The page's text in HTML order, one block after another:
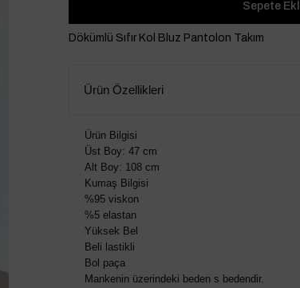
Dökümlü Sıfır Kol Bluz Pantolon Takım
Ürün Özellikleri
Ürün Bilgisi
Üst Boy: 47 cm
Alt Boy: 108 cm
Kumaş Bilgisi
%95 viskon
%5 elastan
Yüksek Bel
Beli lastikli
Bol paça
Mankenin üzerindeki beden s bedendir.